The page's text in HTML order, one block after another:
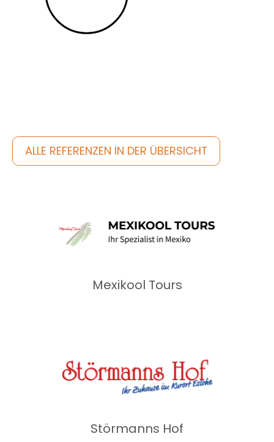
ALLE REFERENZEN IN DER ÜBERSICHT
Mexikool Tours
Störmanns Hof